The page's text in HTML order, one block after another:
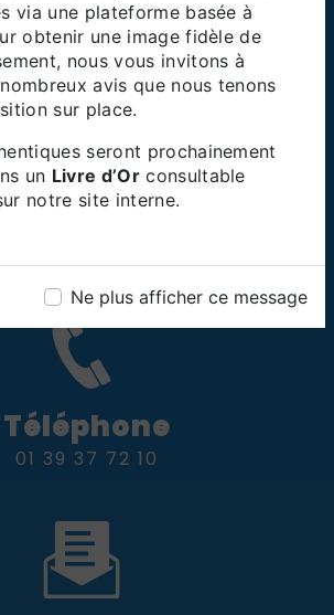
via une plateforme basée à
obtenir une image fidèle de
nous vous invitons à
avis que nous tenons
sur place.
seront prochainement
un Livre d’Orconsultable
notre site interne.
Ne plus afficher ce message
Adresse
Téléphone
01 39 37 72 10